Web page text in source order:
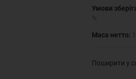
Умови
Маса нетто:
Поширити у